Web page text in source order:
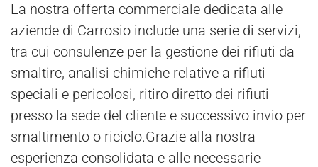
La nostra offerta commerciale dedicata alle
aziende di Carrosio include una serie di servizi,
tra cui consulenze per la gestione dei rifiuti da
smaltire, analisi chimiche relative a rifiuti
speciali e pericolosi, ritiro diretto dei rifiuti
presso la sede del cliente e successivo invio per
smaltimento o riciclo.Grazie alla nostra
esperienza consolidata e alle necessarie